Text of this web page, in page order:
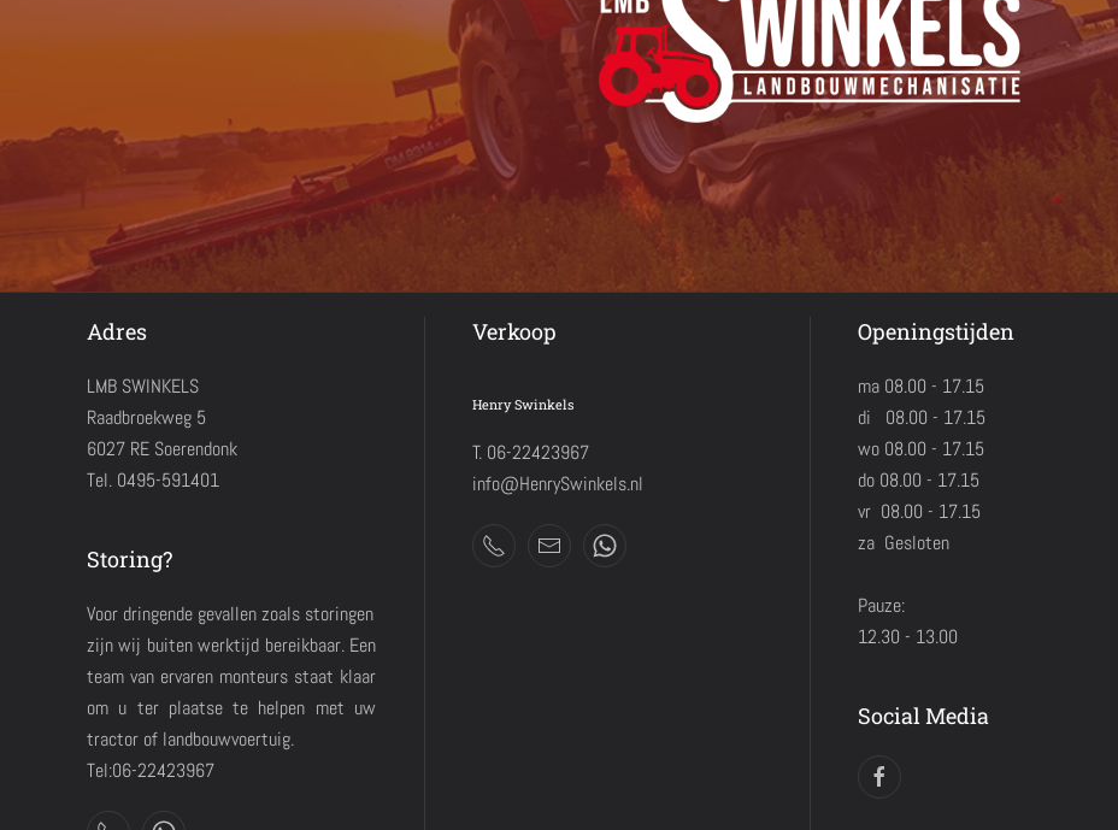
Adres
LMB SWINKELS
Raadbroekweg 5
6027 RE Soerendonk
Tel. 0495-591401
Storing?
Voor dringende gevallen zoals storingen
zijn wij buiten werktijd bereikbaar. Een
team van ervaren monteurs staat klaar
om u ter plaatse te helpen met uw
tractor of landbouwvoertuig.
Tel:06-22423967
Verkoop
Henry Swinkels
T. 06-22423967
info@HenrySwinkels.nl
Openingstijden
ma 08.00 - 17.15
di 08.00 - 17.15
wo 08.00 - 17.15
do 08.00 - 17.15
vr 08.00 - 17.15
za Gesloten
Pauze:
12.30 - 13.00
Social Media